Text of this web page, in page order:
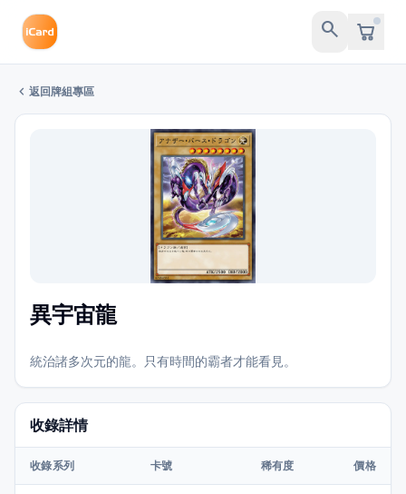
search
chevron_left 返回牌組專區
異宇宙龍
統治諸多次元的龍。只有時間的霸者才能看見。
收錄詳情
收錄系列 卡號 稀有度 價格